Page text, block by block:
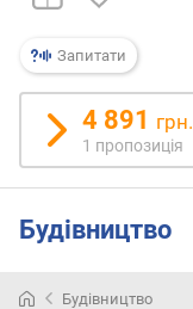
в
и
х
д
о
д
о
р
Запитати
4 891 грн.
1 пропозиція
Будівництво
Будівництво